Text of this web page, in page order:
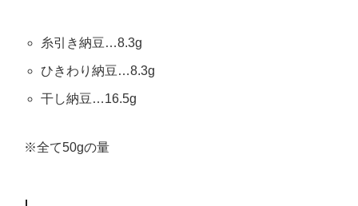
糸引き納豆…8.3g
ひきわり納豆…8.3g
干し納豆…16.5g
※全て50gの量